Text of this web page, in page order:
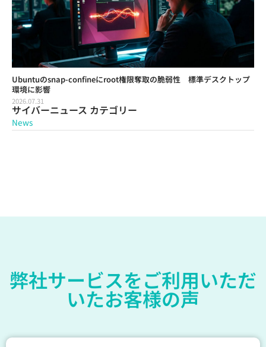
Ubuntuのsnap-confineにroot権限奪取の脆弱性 標準デスクトップ
環境に影響
2026.07.31
サイバーニュース カテゴリー
News
弊社サービスをご利用いただ
いたお客様の声